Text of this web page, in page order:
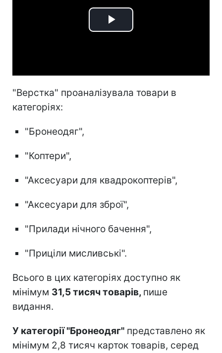
Play
"Верстка" проаналізувала товари в
категоріях:
"Бронеодяг",
"Коптери",
"Аксесуари для квадрокоптерів",
"Аксесуари для зброї",
"Прилади нічного бачення",
"Приціли мисливські".
Всього в цих категоріях доступно як
мінімум 31,5 тисяч товарів, пише
видання.
У категорії "Бронеодяг" представлено як
мінімум 2,8 тисяч карток товарів, серед